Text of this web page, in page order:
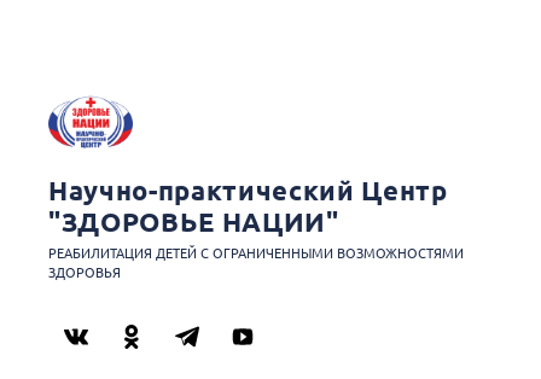
Научно-практический Центр
"ЗДОРОВЬЕ НАЦИИ"
РЕАБИЛИТАЦИЯ ДЕТЕЙ С ОГРАНИЧЕННЫМИ ВОЗМОЖНОСТЯМИ
ЗДОРОВЬЯ